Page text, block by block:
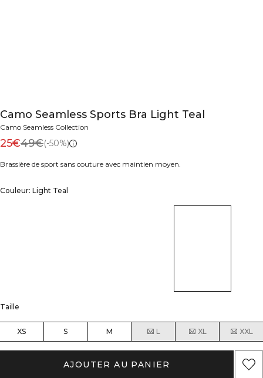
Camo Seamless Sports Bra Light Teal
Camo Seamless Collection
25€49€(-50%)
Brassière de sport sans couture avec maintien moyen.
Couleur: Light Teal
Taille
XS S M L XL XXL
AJOUTER AU PANIER